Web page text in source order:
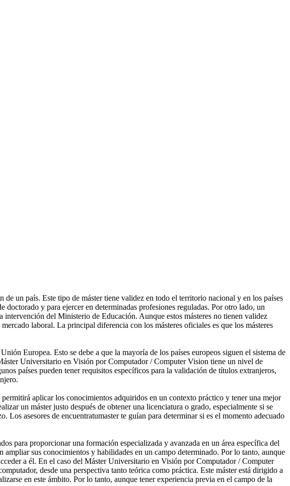
un país. Este tipo de máster tiene validez en todo el territorio nacional y en los países
y para ejercer en determinadas profesiones reguladas. Por otro lado, un
del Ministerio de Educación. Aunque estos másteres no tienen validez
laboral. La principal diferencia con los másteres oficiales es que los másteres
Europea. Esto se debe a que la mayoría de los países europeos siguen el sistema de
Universitario en Visión por Computador / Computer Vision tiene un nivel de
países pueden tener requisitos específicos para la validación de títulos extranjeros,
aplicar los conocimientos adquiridos en un contexto práctico y tener una mejor
un máster justo después de obtener una licenciatura o grado, especialmente si se
asesores de encuentratumaster te guían para determinar si es el momento adecuado
para proporcionar una formación especializada y avanzada en un área específica del
sus conocimientos y habilidades en un campo determinado. Por lo tanto, aunque
a él. En el caso del Máster Universitario en Visión por Computador / Computer
desde una perspectiva tanto teórica como práctica. Este máster está dirigido a
en este ámbito. Por lo tanto, aunque tener experiencia previa en el campo de la